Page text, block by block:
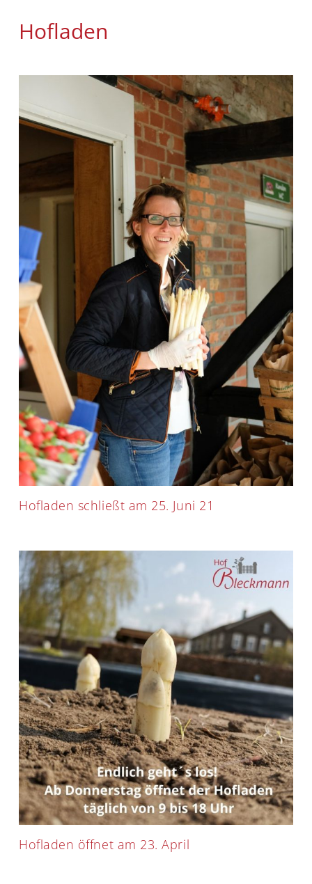
Hofladen
Hofladen schließt am 25. Juni 21
Hofladen öffnet am 23. April